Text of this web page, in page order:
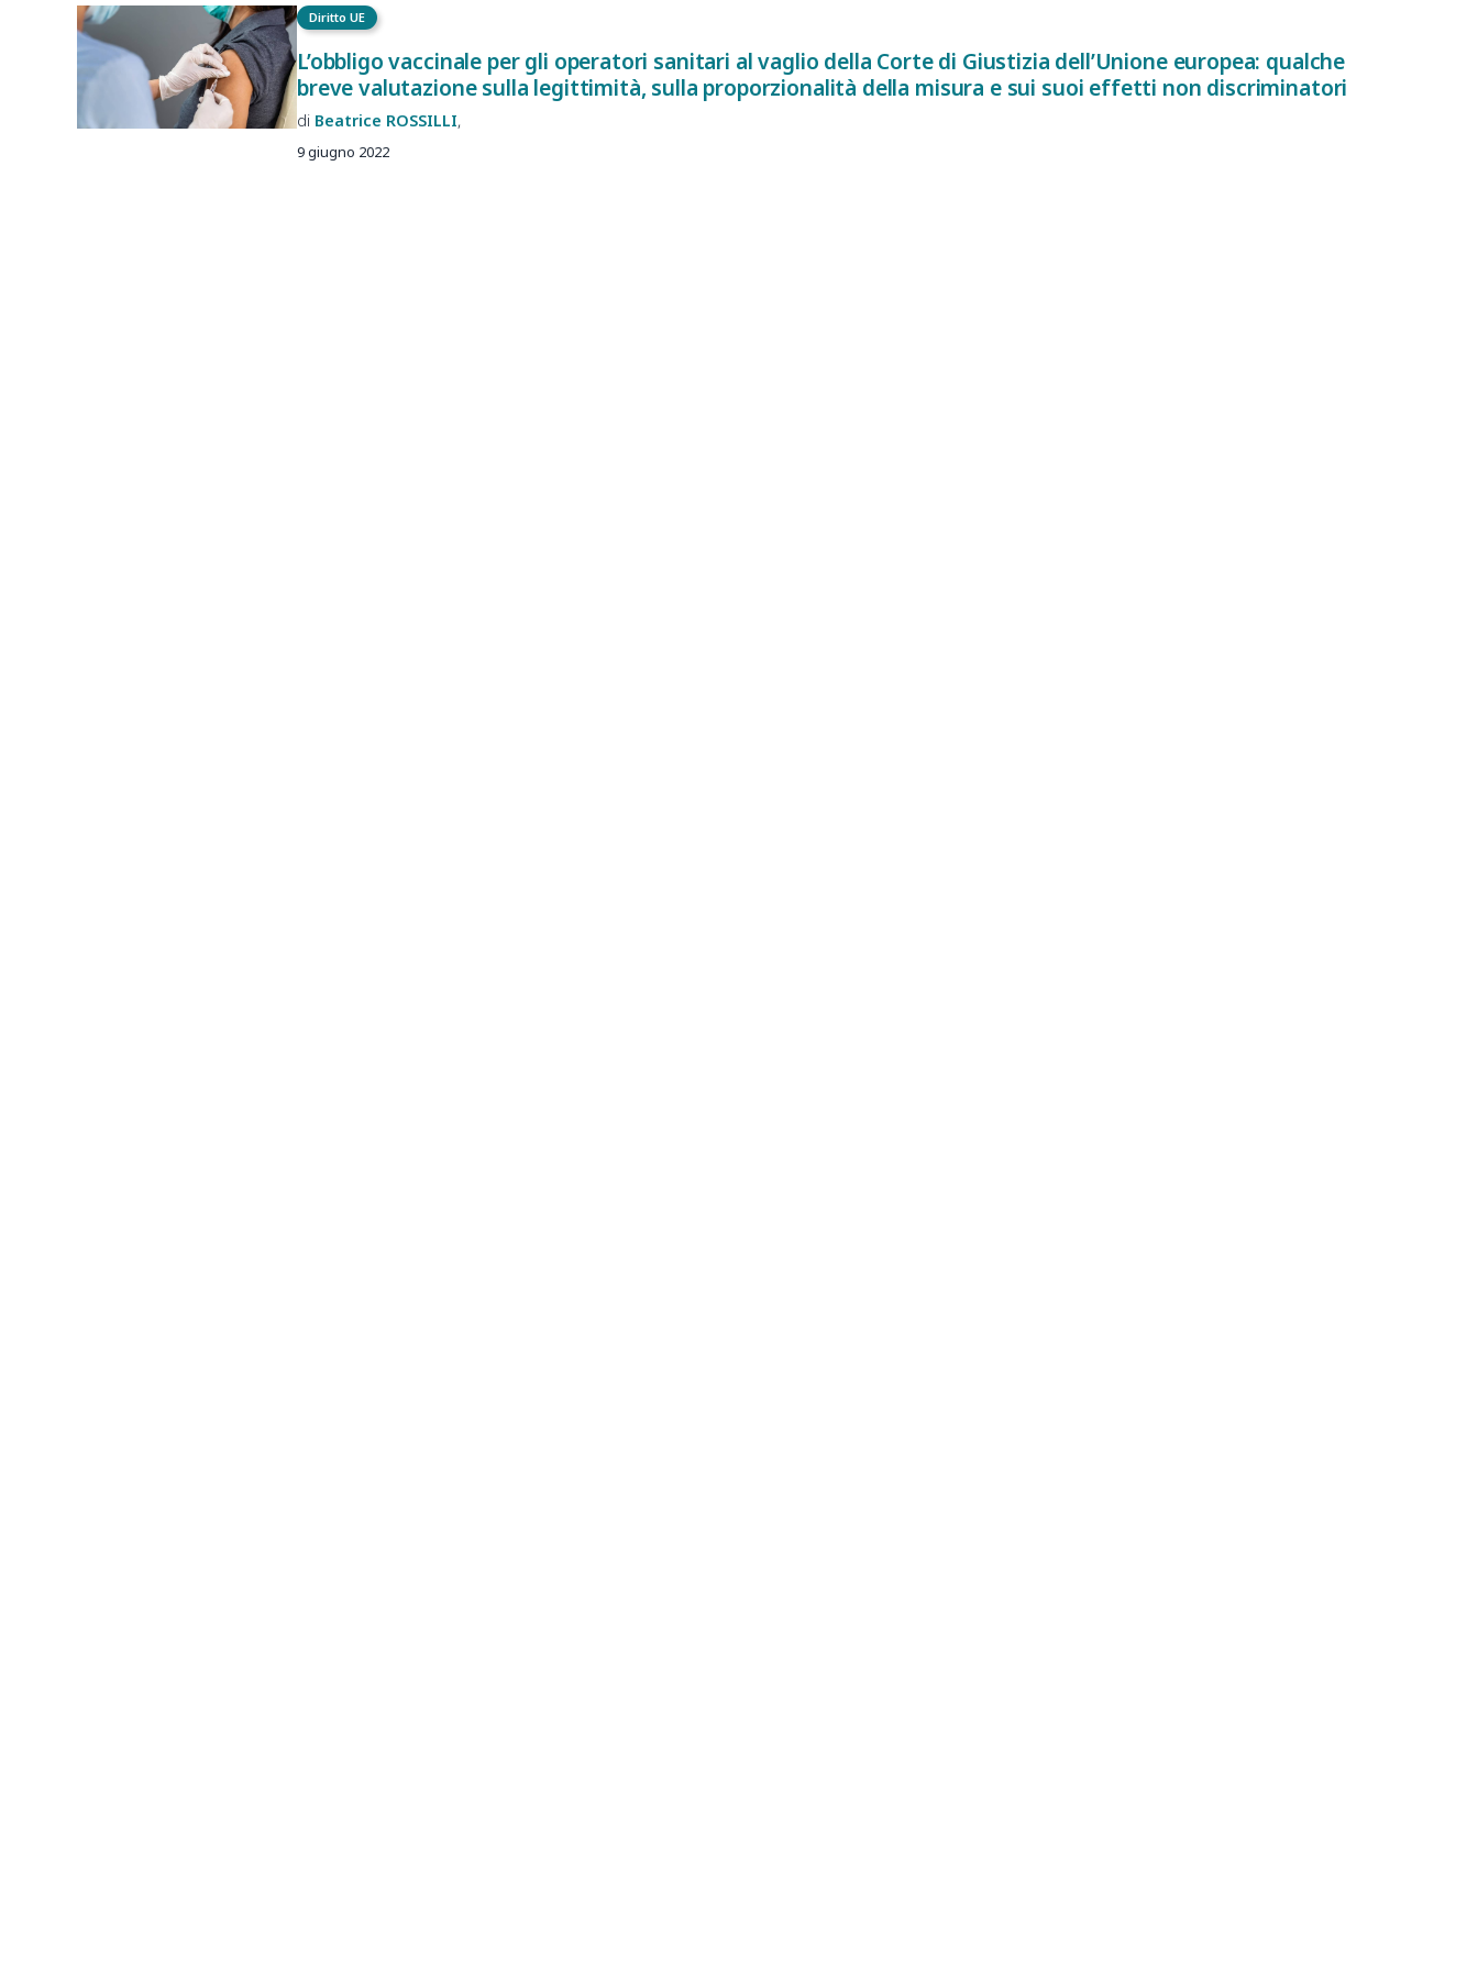
Diritto UE
L’obbligo vaccinale per gli operatori sanitari al vaglio della Corte di Giustizia dell’Unione europea: qualche
breve valutazione sulla legittimità, sulla proporzionalità della misura e sui suoi effetti non discriminatori
Beatrice ROSSILLI
9 giugno 2022